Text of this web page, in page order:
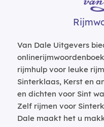
Van Dale Uitgevers
rijmhulp voor leuke
Sinterklaas, Kerst en
en dichten voor Sint
Zelf rijmen voor
Dale maakt het u